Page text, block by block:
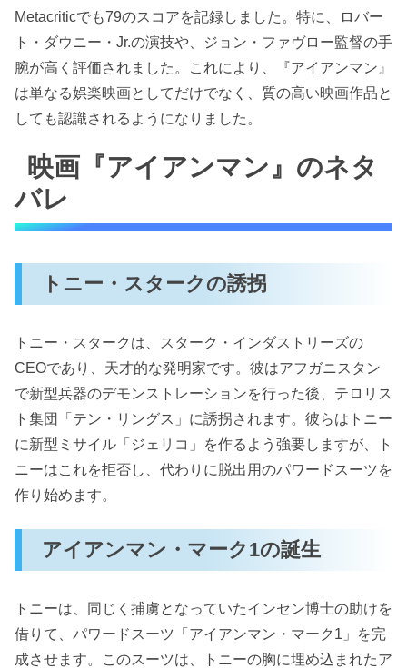
Metacriticでも79のスコアを記録しました。特に、ロバー
ト・ダウニー・Jr.の演技や、ジョン・ファヴロー監督の手
腕が高く評価されました。これにより、『アイアンマン』
は単なる娯楽映画としてだけでなく、質の高い映画作品と
しても認識されるようになりました。
映画『アイアンマン』のネタ
バレ
トニー・スタークの誘拐
トニー・スタークは、スターク・インダストリーズの
CEOであり、天才的な発明家です。彼はアフガニスタン
で新型兵器のデモンストレーションを行った後、テロリス
ト集団「テン・リングス」に誘拐されます。彼らはトニー
に新型ミサイル「ジェリコ」を作るよう強要しますが、ト
ニーはこれを拒否し、代わりに脱出用のパワードスーツを
作り始めます。
アイアンマン・マーク1の誕生
トニーは、同じく捕虜となっていたインセン博士の助けを
借りて、パワードスーツ「アイアンマン・マーク1」を完
成させます。このスーツは、トニーの胸に埋め込まれたア